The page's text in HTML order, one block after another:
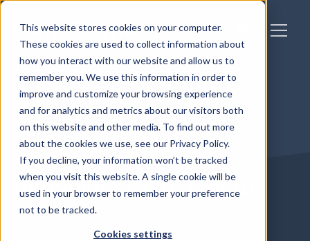
This website stores cookies on your computer.
These cookies are used to collect information about
how you interact with our website and allow us to
remember you. We use this information in order to
improve and customize your browsing experience
and for analytics and metrics about our visitors both
on this website and other media. To find out more
about the cookies we use, see our Privacy Policy.
If you decline, your information won’t be tracked
when you visit this website. A single cookie will be
used in your browser to remember your preference
not to be tracked.
Cookies settings
MEAT v MAT – Une
nouvelle ère de valeur
sociale